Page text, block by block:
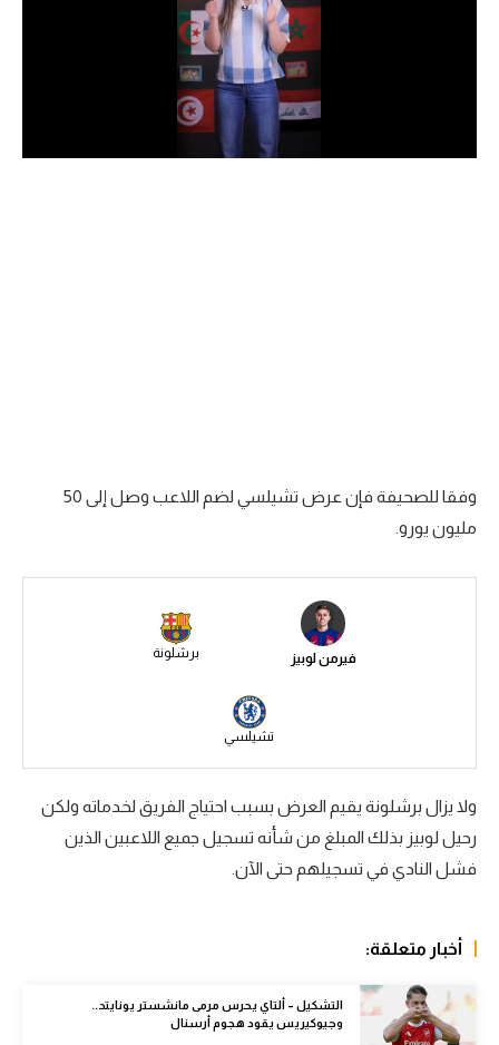
الدوري السعودي للمحترفين
سعودي في الجول
الدوري الإنجليزي
دوري أبطال أوروبا
أمم إفريقيا
كرة السلة الأمريكية
كرة سلة
الوطن العربي
وفقا للصحيفة فإن عرض تشيلسي لضم اللاعب وصل إلى 50
مليون يورو.
فيرمن لوبيز برشلونة
تشيلسي
ولا يزال برشلونة يقيم العرض بسبب احتياج الفريق لخدماته ولكن
رحيل لوبيز بذلك المبلغ من شأنه تسجيل جميع اللاعبين الذين
فشل النادي في تسجيلهم حتى الآن.
أخبار متعلقة:
التشكيل – ألتاي يحرس مرمى مانشستر يونايتد..
وجيوكيريس يقود هجوم أرسنال